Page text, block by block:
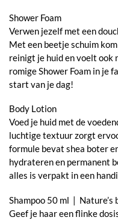
Shower Foam
Verwen jezelf met een
Met een beetje schuim
reinigt je huid en voelt ook
romige Shower Foam in je
start van je dag!
Body Lotion
Voed je huid met de
luchtige textuur zorgt
formule bevat shea boter
hydrateren en permanent
alles is verpakt in een
Shampoo 50 ml | Nature’s
Geef je haar een flinke